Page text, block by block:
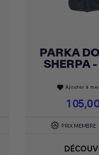
 Achat
PARKA
SHERPA
favorite Ajouter à
Prix
PRIX MEMBRE